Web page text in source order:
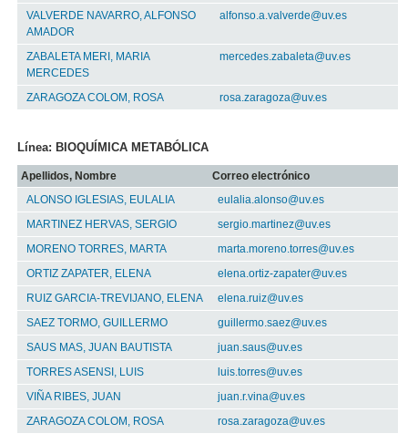
VALVERDE NAVARRO, ALFONSO
AMADOR
alfonso.a.valverde@uv.es
ZABALETA MERI, MARIA
MERCEDES
mercedes.zabaleta@uv.es
ZARAGOZA COLOM, ROSA rosa.zaragoza@uv.es
Línea: BIOQUÍMICA METABÓLICA
Apellidos, Nombre
Correo electrónico
ALONSO IGLESIAS, EULALIA
eulalia.alonso@uv.es
MARTINEZ HERVAS, SERGIO
sergio.martinez@uv.es
MORENO TORRES, MARTA
marta.moreno.torres@uv.es
ORTIZ ZAPATER, ELENA
elena.ortiz-zapater@uv.es
RUIZ GARCIA-TREVIJANO, ELENA
elena.ruiz@uv.es
SAEZ TORMO, GUILLERMO
guillermo.saez@uv.es
SAUS MAS, JUAN BAUTISTA
juan.saus@uv.es
TORRES ASENSI, LUIS
luis.torres@uv.es
VIÑA RIBES, JUAN
juan.r.vina@uv.es
ZARAGOZA COLOM, ROSA
rosa.zaragoza@uv.es